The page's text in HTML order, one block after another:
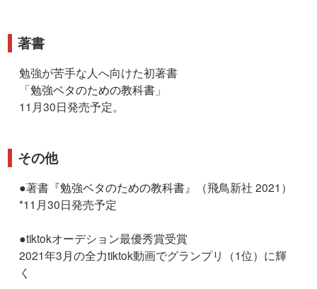
著書
勉強が苦手な人へ向けた初著書
「勉強ベタのための教科書 」
11月30日発売予定。
その他
●著書『勉強ベタのための教科書』（飛鳥新社 2021）
*11月30日発売予定
●tiktokオーデション最優秀賞受賞
2021年3月の全力tiktok動画でグランプリ（1位）に輝
く